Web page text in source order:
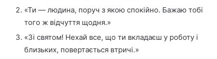
«Ти — людина, поруч з якою спокійно. Бажаю тобі
того ж відчуття щодня.»
«Зі святом! Нехай все, що ти вкладаєш у роботу і
близьких, повертається втричі.»